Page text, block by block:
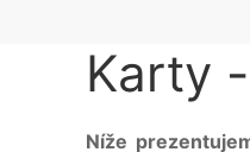
Karty
Níže